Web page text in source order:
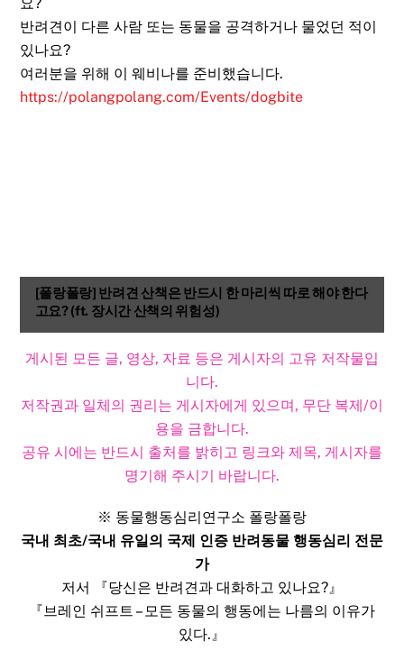
반려견이 다른 사람 또는 동물을 공격하거나 물었던 적이
있나요?
여러분을 위해 이 웨비나를 준비했습니다.
https://polangpolang.com/Events/dogbite
[폴랑폴랑] 반려견 산책은 반드시 한 마리씩 따로 해야 한다
고요? (ft. 장시간 산책의 위험성)
게시된 모든 글, 영상, 자료 등은 게시자의 고유 저작물입
니다.
저작권과 일체의 권리는 게시자에게 있으며, 무단 복제/이
용을 금합니다.
공유 시에는 반드시 출처를 밝히고 링크와 제목, 게시자를
명기해 주시기 바랍니다.​
※ 동물행동심리연구소 폴랑폴랑
국내 최초/국내 유일의 국제 인증 반려동물 행동심리 전문
가
저서 『당신은 반려견과 대화하고 있나요?』
『브레인 쉬프트 – 모든 동물의 행동에는 나름의 이유가
있다.』